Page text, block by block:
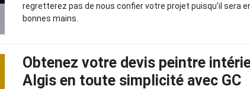
regretterez pas de nous confier votre projet puisqu’il sera
bonnes mains.
Obtenez votre devis peintre
Algis en toute simplicité avec GC